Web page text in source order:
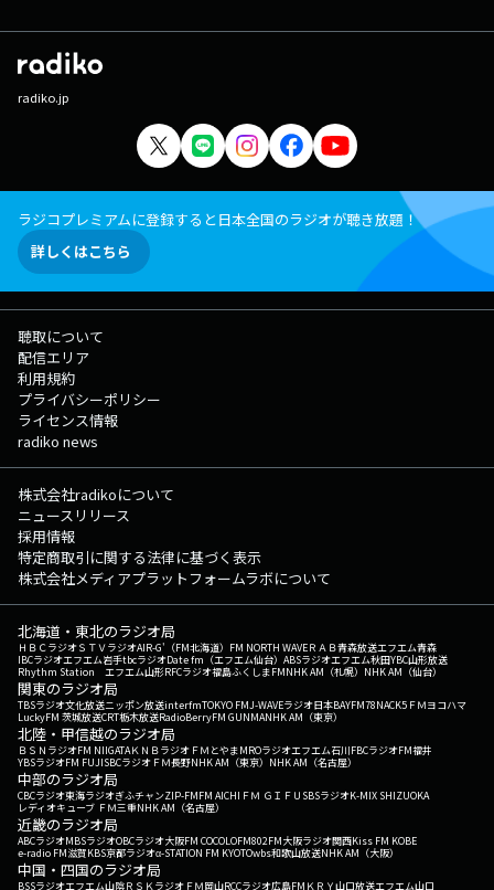
radiko.jp
ラジコプレミアムに登録すると日本全国のラジオが聴き放題！
詳しくはこちら
聴取について
配信エリア
利用規約
プライバシーポリシー
ライセンス情報
radiko news
株式会社radikoについて
ニュースリリース
採用情報
特定商取引に関する法律に基づく表示
株式会社メディアプラットフォームラボについて
北海道・東北のラジオ局
ＨＢＣラジオＳＴＶラジオAIR-G'（FM北海道） FM NORTH WAVEＲＡＢ青森放送エフエム青森
IBCラジオエフエム岩手tbcラジオDate fm（エフエム仙台） ABSラジオエフエム秋田YBC山形放送
Rhythm Station エフエム山形RFCラジオ福島ふくしまFMNHK AM（札幌） NHK AM（仙台）
関東のラジオ局
TBSラジオ文化放送ニッポン放送interfmTOKYO FMJ-WAVEラジオ日本BAYFM78NACK5 ＦＭヨコハマ
LuckyFM 茨城放送CRT栃木放送RadioBerryFM GUNMANHK AM（東京）
北陸・甲信越のラジオ局
ＢＳＮラジオFM NIIGATAＫＮＢラジオ ＦＭとやまMROラジオエフエム石川FBCラジオFM福井
YBSラジオFM FUJISBCラジオ ＦＭ長野NHK AM（東京） NHK AM（名古屋）
中部のラジオ局
CBCラジオ東海ラジオぎふチャンZIP-FMFM AICHI ＦＭ ＧＩＦＵ SBSラジオK-MIX SHIZUOKA
レディオキューブ ＦＭ三重NHK AM（名古屋）
近畿のラジオ局
ABCラジオMBSラジオOBCラジオ大阪FM COCOLOFM802FM大阪ラジオ関西Kiss FM KOBE
e-radio FM滋賀KBS京都ラジオα-STATION FM KYOTOwbs和歌山放送NHK AM（大阪）
中国・四国のラジオ局
BSSラジオエフエム山陰ＲＳＫラジオ ＦＭ岡山RCCラジオ広島FM ＫＲＹ山口放送エフエム山口